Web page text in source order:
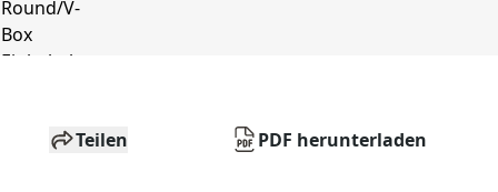
Teilen PDF herunterladen